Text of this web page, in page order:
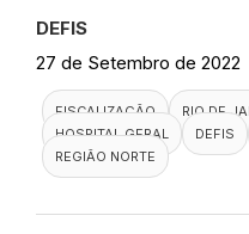
DEFIS
27 de Setembro de 2022
FISCALIZAÇÃO
RIO DE
HOSPITAL GERAL
DEFIS
REGIÃO NORTE